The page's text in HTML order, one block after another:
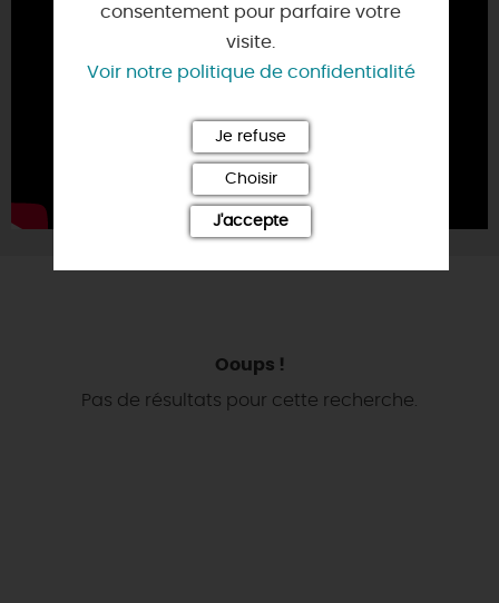
Ooups !
Pas de résultats pour cette recherche.
consentement pour parfaire votre
visite.
Voir notre politique de confidentialité
Je refuse
Choisir
J'accepte